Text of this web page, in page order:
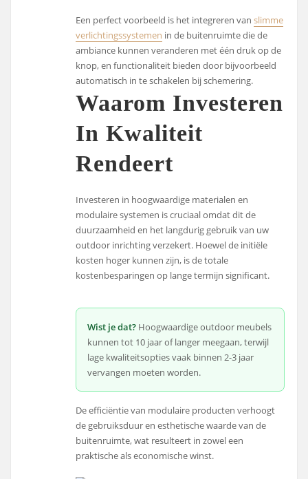
Een perfect voorbeeld is het integreren vanslimme
verlichtingssystemen in de buitenruimte die de
ambiance kunnen veranderen met één druk op de
knop, en functionaliteit bieden door bijvoorbeeld
automatisch in te schakelen bij schemering.
Waarom Investeren
In Kwaliteit
Rendeert
Investeren in hoogwaardige materialen en
modulaire systemen is cruciaal omdat dit de
duurzaamheid en het langdurig gebruik van uw
outdoor inrichting verzekert. Hoewel de initiële
kosten hoger kunnen zijn, is de totale
kostenbesparingen op lange termijn significant.
Wist je dat? Hoogwaardige outdoor meubels
kunnen tot 10 jaar of langer meegaan, terwijl
lage kwaliteitsopties vaak binnen 2-3 jaar
vervangen moeten worden.
De efficiëntie van modulaire producten verhoogt
de gebruiksduur en esthetische waarde van de
buitenruimte, wat resulteert in zowel een
praktische als economische winst.